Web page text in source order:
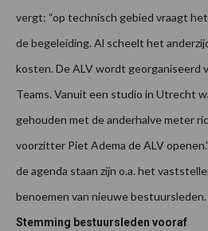
vergt: “op technisch gebied vraagt
de begeleiding. Al scheelt het
kosten. De ALV wordt georganiseerd
Teams. Vanuit een studio in Utrecht
gehouden met de anderhalve meter
voorzitter Piet Adema de ALV
de agenda staan zijn o.a. het
benoemen van nieuwe bestuursleden.
Stemming bestuursleden vooraf